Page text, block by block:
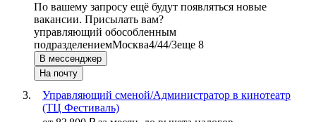
По вашему запросу ещё будут появляться новые
вакансии. Присылать вам?
управляющий обособленным
подразделениемМосква4/44/3еще 8
В мессенджер
На почту
Управляющий сменой/Администратор в кинотеатр
(ТЦ Фестиваль)